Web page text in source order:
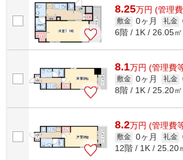
8.25万円 (管理
敷金 0ヶ月 礼金
6階 / 1K / 26.05㎡
8.1万円 (管理費
敷金 0ヶ月 礼金
8階 / 1K / 25.20㎡
8.2万円 (管理費
敷金 0ヶ月 礼金
12階 / 1K / 25.20